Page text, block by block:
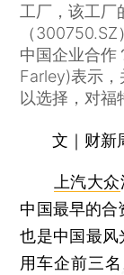
工厂，该工厂
（
中国企业合作
Farley)表示
以选择，对福
文｜财新
上汽大众
中国最早的合
也是中国最
用车企前三